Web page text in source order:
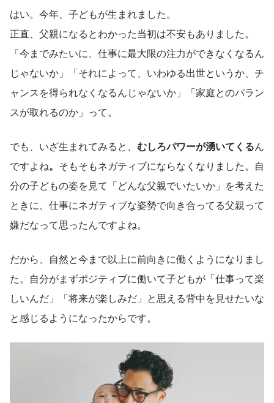
はい。今年、子どもが生まれました。
正直、父親になるとわかった当初は不安もありました。
「今までみたいに、仕事に最大限の注力ができなくなるん
じゃないか」「それによって、いわゆる出世というか、チ
ャンスを得られなくなるんじゃないか」「家庭とのバラン
スが取れるのか」って。
でも、いざ生まれてみると、 むしろパワーが湧いてくるん
ですよね。 そもそもネガティブにならなくなりました。自
分の子どもの姿を見て「どんな父親でいたいか」を考えた
ときに、仕事にネガティブな姿勢で向き合ってる父親って
嫌だなって思ったんですよね。
だから、自然と今まで以上に前向きに働くようになりまし
た。自分がまずポジティブに働いて子どもが「仕事って楽
しいんだ」「将来が楽しみだ」と思える背中を見せたいな
と感じるようになったからです。